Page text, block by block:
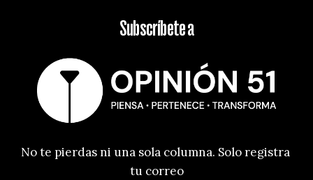
Subscríbete a
No te pierdas ni una sola columna. Solo registra
tu correo